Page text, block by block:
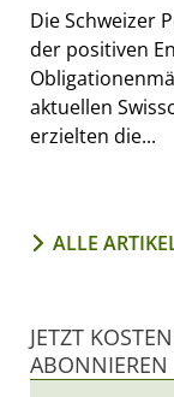
Die Schweizer
der positiven
aktuellen
erzielten die...
ALLE
JETZT
ABONNIEREN